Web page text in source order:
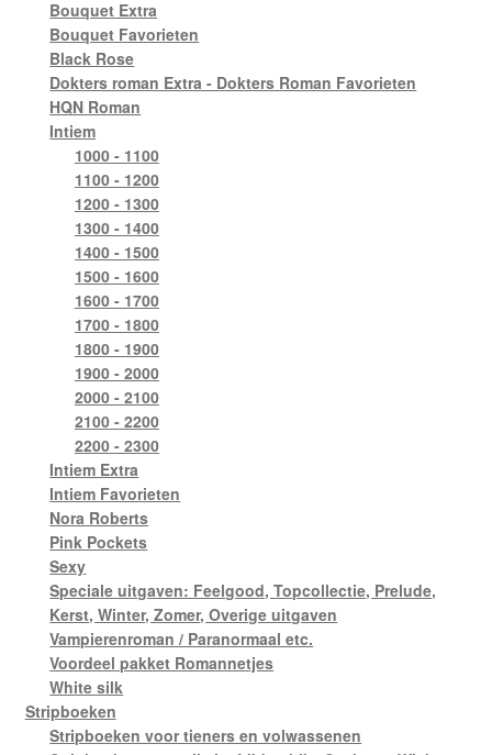
Bouquet Extra
Bouquet Favorieten
Black Rose
Dokters roman Extra - Dokters Roman Favorieten
HQN Roman
Intiem
1000 - 1100
1100 - 1200
1200 - 1300
1300 - 1400
1400 - 1500
1500 - 1600
1600 - 1700
1700 - 1800
1800 - 1900
1900 - 2000
2000 - 2100
2100 - 2200
2200 - 2300
Intiem Extra
Intiem Favorieten
Nora Roberts
Pink Pockets
Sexy
Speciale uitgaven: Feelgood, Topcollectie, Prelude,
Kerst, Winter, Zomer, Overige uitgaven
Vampierenroman / Paranormaal etc.
Voordeel pakket Romannetjes
White silk
Stripboeken
Stripboeken voor tieners en volwassenen